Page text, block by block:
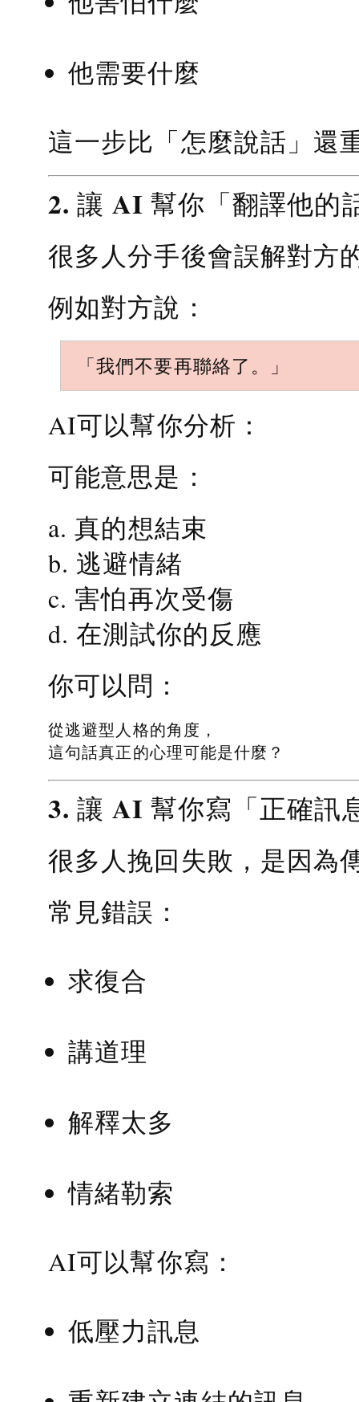
他需要什麼
這一步比「怎麼說話」還
2. 讓 AI 幫你「翻譯他的
很多人分手後會誤解對方
例如對方說：
「我們不要再聯絡了。」
AI可以幫你分析：
可能意思是：
a. 真的想結束
b. 逃避情緒
c. 害怕再次受傷
d. 在測試你的反應
你可以問：
從逃避型人格的角度，
這句話真正的心理可能是什麼？
3. 讓 AI 幫你寫「正確訊
很多人挽回失敗，是因為
常見錯誤：
求復合
講道理
解釋太多
情緒勒索
AI可以幫你寫：
低壓力訊息